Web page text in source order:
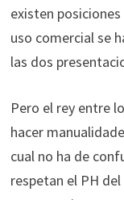
existen
uso comercial se
las dos
Pero el rey entre
hacer
cual no ha de
respetan el PH